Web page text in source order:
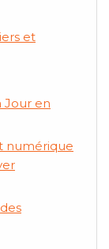
et
Jour en
numérique